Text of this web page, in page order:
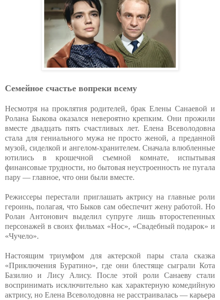
Семейное счастье вопреки всему
Несмотря на проклятия родителей, брак Елены Санаевой и
Ролана Быкова оказался невероятно крепким. Они прожили
вместе двадцать пять счастливых лет. Елена Всеволодовна
стала для гениального мужа не просто женой, а преданной
музой, сиделкой и ангелом-хранителем. Сначала влюбленные
ютились в крошечной съемной комнате, испытывая
финансовые трудности, но бытовая неустроенность не пугала
пару — главное, что они были вместе.
Режиссеры перестали приглашать актрису на главные роли
героинь, полагая, что Быков сам обеспечит жену работой. Но
Ролан Антонович выделил супруге лишь второстепенных
персонажей в своих фильмах «Нос», «Свадебный подарок» и
«Чучело».
Настоящим триумфом для актерской пары стала сказка
«Приключения Буратино», где они блестяще сыграли Кота
Базилио и Лису Алису. После этой роли Санаеву стали
воспринимать исключительно как характерную комедийную
актрису, но Елена Всеволодовна не расстраивалась — карьера